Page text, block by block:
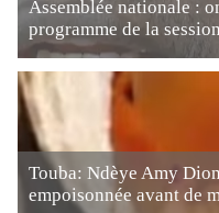
Assemblée nationale :
programme de la
Touba: Ndèye Amy
empoisonnée avant de